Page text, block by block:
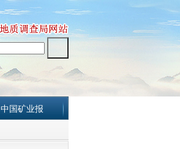
中国矿业报